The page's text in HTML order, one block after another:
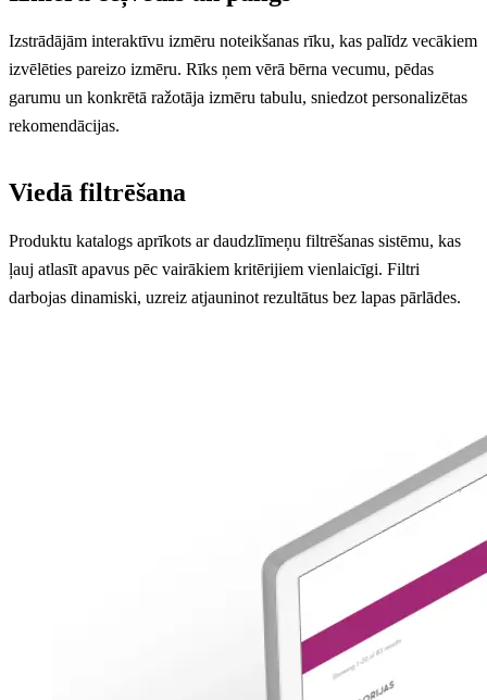
Izstrādājām interaktīvu izmēru noteikšanas rīku, kas palīdz vecākiem
izvēlēties pareizo izmēru. Rīks ņem vērā bērna vecumu, pēdas
garumu un konkrētā ražotāja izmēru tabulu, sniedzot personalizētas
rekomendācijas.
Viedā filtrēšana
Produktu katalogs aprīkots ar daudzlīmeņu filtrēšanas sistēmu, kas
ļauj atlasīt apavus pēc vairākiem kritērijiem vienlaicīgi. Filtri
darbojas dinamiski, uzreiz atjauninot rezultātus bez lapas pārlādes.